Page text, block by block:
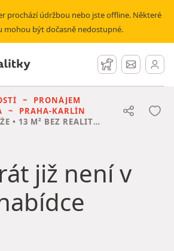
prochází údržbou nebo jste offline. Některé
mohou být dočasně nedostupné.
Hlídací pes
Zprávy
PRONÁJEM
PRAHA-KARLÍN
• 13 M² BEZ REALITKY
již není v